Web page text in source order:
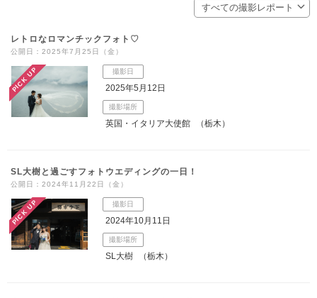
ブログ
アクセス/TEL
すべての撮影レポート
レトロなロマンチックフォト♡
公開日：2025年7月25日（金）
PICK UP 撮影日
2025年5月12日
撮影場所
英国・イタリア大使館 （栃木）
SL大樹と過ごすフォトウエディングの一日！
公開日：2024年11月22日（金）
PICK UP 撮影日
2024年10月11日
撮影場所
SL大樹 （栃木）